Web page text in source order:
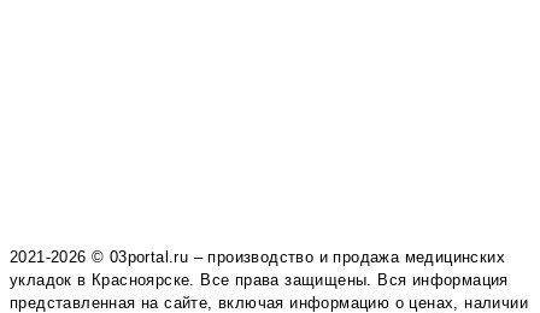
2021-2026 © 03portal.ru – производство и продажа медицинских
укладок в Красноярске. Все права защищены. Вся информация
представленная на сайте, включая информацию о ценах, наличии